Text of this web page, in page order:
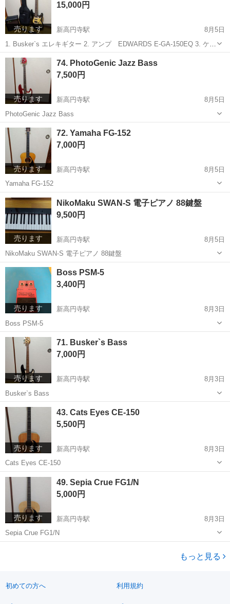
売ります
15,000円
新高円寺駅
8月5日
1. Busker`s エレキギター 2. アンプ EDWARDS E-GA-150EQ 3. ケー
ス 4. チューナー 5. ケーブル 6. チュニックキー
東京 杉並区
売ります
74. PhotoGenic Jazz Bass
7,500円
新高円寺駅
8月5日
PhotoGenic Jazz Bass
東京 杉並区
売ります
72. Yamaha FG-152
7,000円
新高円寺駅
8月5日
Yamaha FG-152
東京 杉並区 弦楽器、ギター Yamaha
売ります
NikoMaku SWAN-S 電子ピアノ 88鍵盤
9,500円
新高円寺駅
8月5日
NikoMaku SWAN-S 電子ピアノ 88鍵盤
東京 杉並区
売ります
Boss PSM-5
3,400円
新高円寺駅
8月3日
Boss PSM-5
東京 杉並区 新高円寺駅
売ります
71. Busker`s Bass
7,000円
新高円寺駅
8月3日
Busker`s Bass
東京 杉並区
売ります
43. Cats Eyes CE-150
5,500円
新高円寺駅
8月3日
Cats Eyes CE-150
東京 杉並区
売ります
49. Sepia Crue FG1/N
5,000円
新高円寺駅
8月3日
Sepia Crue FG1/N
もっと見る
初めての方へ 利用規約